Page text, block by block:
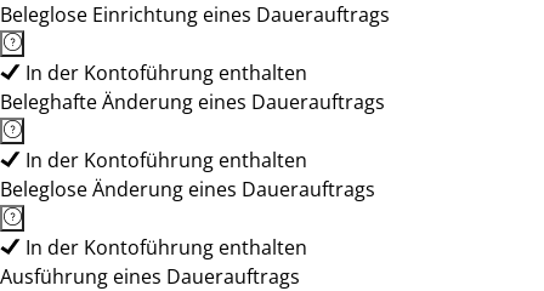
Beleglose Einrichtung eines Dauerauftrags
In der Kontoführung enthalten
Beleghafte Änderung eines Dauerauftrags
In der Kontoführung enthalten
Beleglose Änderung eines Dauerauftrags
In der Kontoführung enthalten
Ausführung eines Dauerauftrags